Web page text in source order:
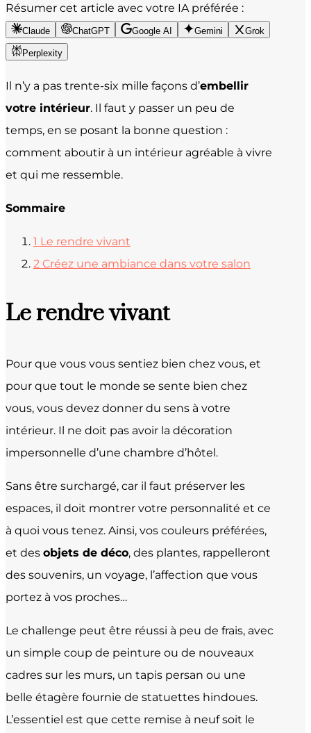
Résumer cet article avec votre IA préférée :
Claude ChatGPT Google AI Gemini Grok
Perplexity
Il n’y a pas trente-six mille façons d’embellir
votre intérieur. Il faut y passer un peu de
temps, en se posant la bonne question :
comment aboutir à un intérieur agréable à vivre
et qui me ressemble.
Sommaire
1 Le rendre vivant
2 Créez une ambiance dans votre salon
Le rendre vivant
Pour que vous vous sentiez bien chez vous, et
pour que tout le monde se sente bien chez
vous, vous devez donner du sens à votre
intérieur. Il ne doit pas avoir la décoration
impersonnelle d’une chambre d’hôtel.
Sans être surchargé, car il faut préserver les
espaces, il doit montrer votre personnalité et ce
à quoi vous tenez. Ainsi, vos couleurs préférées,
et des objets de déco, des plantes, rappelleront
des souvenirs, un voyage, l’affection que vous
portez à vos proches…
Le challenge peut être réussi à peu de frais, avec
un simple coup de peinture ou de nouveaux
cadres sur les murs, un tapis persan ou une
belle étagère fournie de statuettes hindoues.
L’essentiel est que cette remise à neuf soit le